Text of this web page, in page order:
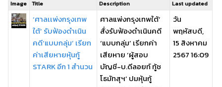
Image Title Description Last updated
‘ศาลเเพ่งกรุงเทพ
ใต้’ รับฟ้องดำเนิน
คดี‘แบบกลุ่ม’ เรียก
ค่าเสียหายหุ้นกู้
STARK อีก 1 สำนวน
ศาลแพ่งกรุงเทพใต้’
สั่งรับฟ้องดำเนินคดี
‘แบบกลุ่ม’ เรียกค่า
เสียหาย ‘ผู้สอบ
บัญชี-บ.ดีลอยท์ ทู้ช
โธมัทสุฯ’ ปมหุ้นกู้
วัน
พฤหัสบดี,
15 สิงหาคม
2567 16:09